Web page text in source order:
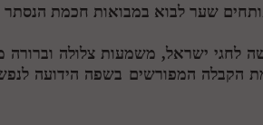
שער לבוא במבואות חכמת
לחגי ישראל, משמעות צלולה וברורה
הקבלה המפורשים בשפה הידועה